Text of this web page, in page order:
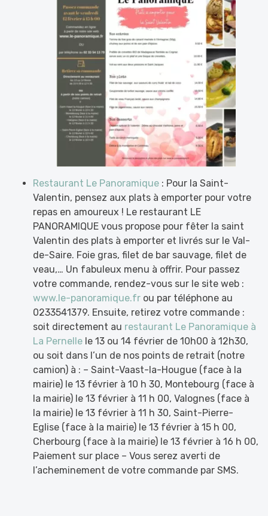
Restaurant Le Panoramique : Pour la Saint-
Valentin, pensez aux plats à emporter pour votre
repas en amoureux ! Le restaurant LE
PANORAMIQUE vous propose pour fêter la saint
Valentin des plats à emporter et livrés sur le Val-
de-Saire. Foie gras, filet de bar sauvage, filet de
veau,… Un fabuleux menu à offrir. Pour passez
votre commande, rendez-vous sur le site web :
www.le-panoramique.fr ou par téléphone au
0233541379. Ensuite, retirez votre commande :
soit directement au restaurant Le Panoramique à
La Pernelle le 13 ou 14 février de 10h00 à 12h30,
ou soit dans l’un de nos points de retrait (notre
camion) à : – Saint-Vaast-la-Hougue (face à la
mairie) le 13 février à 10 h 30, Montebourg (face à
la mairie) le 13 février à 11 h 00, Valognes (face à
la mairie) le 13 février à 11 h 30, Saint-Pierre-
Eglise (face à la mairie) le 13 février à 15 h 00,
Cherbourg (face à la mairie) le 13 février à 16 h 00,
Paiement sur place – Vous serez averti de
l’acheminement de votre commande par SMS.